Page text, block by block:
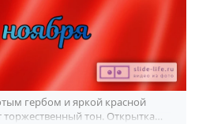
гербом и яркой красной
тон. Открытка